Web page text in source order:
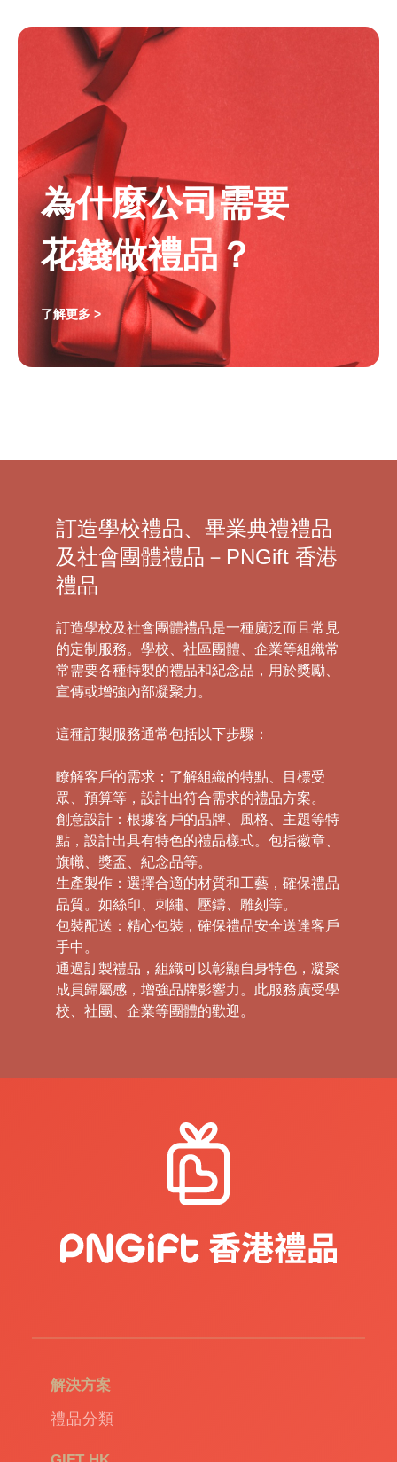
為什麼公司需要
花錢做禮品？
了解更多 >
訂造學校禮品、畢業典禮禮品
及社會團體禮品－PNGift 香港
禮品
訂造學校及社會團體禮品是一種廣泛而且常見
的定制服務。學校、社區團體、企業等組織常
常需要各種特製的禮品和紀念品，用於獎勵、
宣傳或增強內部凝聚力。
這種訂製服務通常包括以下步驟：
瞭解客戶的需求：了解組織的特點、目標受
眾、預算等，設計出符合需求的禮品方案。
創意設計：根據客戶的品牌、風格、主題等特
點，設計出具有特色的禮品樣式。包括徽章、
旗幟、獎盃、紀念品等。
生產製作：選擇合適的材質和工藝，確保禮品
品質。如絲印、刺繡、壓鑄、雕刻等。
包裝配送：精心包裝，確保禮品安全送達客戶
手中。
通過訂製禮品，組織可以彰顯自身特色，凝聚
成員歸屬感，增強品牌影響力。此服務廣受學
校、社團、企業等團體的歡迎。
解決方案
禮品分類